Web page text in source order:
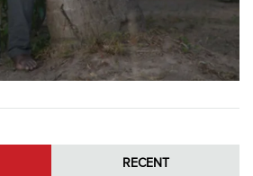
RECENT